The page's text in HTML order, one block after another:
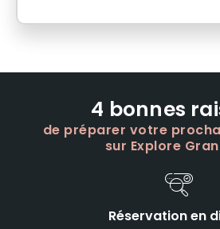
4 bonnes
de préparer votre
sur Explore
Réservation en